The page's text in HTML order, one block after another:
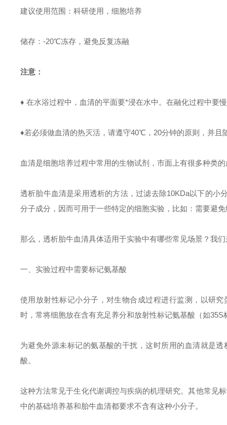
建议使用范围：科研使用，细胞培养
储存： -20℃冻存，避免反复冻融
注意：
♦ 在水浴过程中，血清的平面要*浸在水中。在融化过程中要
♦若必须做血清的热灭活，请遵守40℃，20分钟的原则，并且
血清是细胞培养过程中常用的生物试剂，市面上有很多种类
透析胎牛血清是采用透析的方法，过滤去除10KDa以下的小
分子成分，因而可用于一些特定的细胞实验，比如：需要避
那么，透析胎牛血清具体适用于实验中有哪些常见场景？我
一、实验过程中需要标记氨基酸
使用放射性标记小分子，对生物合成过程进行监测，以研
时，常将细胞放在含有充足养分和放射性标记氨基酸（如35S
为避免外源未标记的氨基酸的干扰，这时所用的血清就是
酸。
这种方法常见于生化代谢调控与疾病的机理研究。其他常见
中的基础培养基和胎牛血清都要求不含有这种小分子。